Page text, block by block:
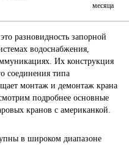
месяца
разновидность запорной
водоснабжения,
Их конструкция
соединения типа
монтаж и демонтаж крана
подробнее основные
кранов с американкой.
в широком диапазоне